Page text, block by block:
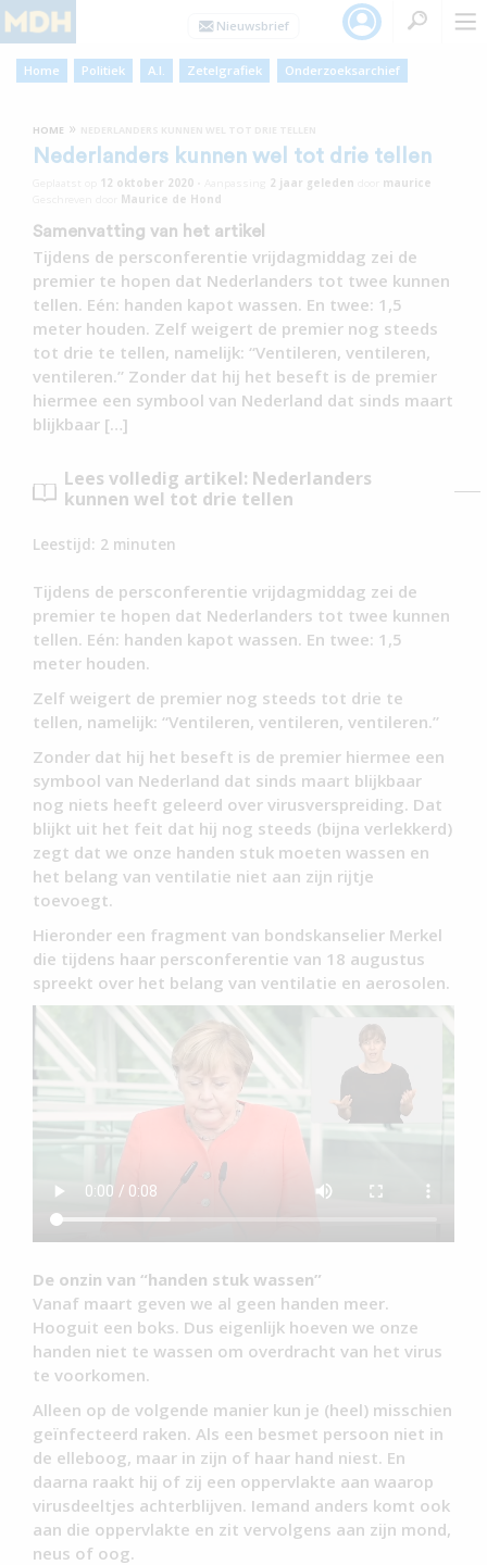
Home Politiek A.I. Zetelgrafiek Onderzoeksarchief
HOME »
Nederlanders kunnen wel tot drie tellen
12 oktober 2020 2 jaar geleden
maurice
Maurice de Hond
Samenvatting van het artikel
Tijdens de persconferentie vrijdagmiddag zei de
premier te hopen dat Nederlanders tot twee kunnen
tellen. Eén: handen kapot wassen. En twee: 1,5
meter houden. Zelf weigert de premier nog steeds
tot drie te tellen, namelijk: “Ventileren, ventileren,
ventileren.” Zonder dat hij het beseft is de premier
hiermee een symbool van Nederland dat sinds maart
blijkbaar […]
Lees volledig artikel: Nederlanders
kunnen wel tot drie tellen
Leestijd: 2 minuten
Tijdens de persconferentie vrijdagmiddag zei de
premier te hopen dat Nederlanders tot twee kunnen
tellen. Eén: handen kapot wassen. En twee: 1,5
meter houden.
Zelf weigert de premier nog steeds tot drie te
tellen, namelijk: “Ventileren, ventileren, ventileren.”
Zonder dat hij het beseft is de premier hiermee een
symbool van Nederland dat sinds maart blijkbaar
nog niets heeft geleerd over virusverspreiding. Dat
blijkt uit het feit dat hij nog steeds (bijna verlekkerd)
zegt dat we onze handen stuk moeten wassen en
het belang van ventilatie niet aan zijn rijtje
toevoegt.
Hieronder een fragment van bondskanselier Merkel
die tijdens haar persconferentie van 18 augustus
spreekt over het belang van ventilatie en aerosolen.
De onzin van “handen stuk wassen”
Vanaf maart geven we al geen handen meer.
Hooguit een boks. Dus eigenlijk hoeven we onze
handen niet te wassen om overdracht van het virus
te voorkomen.
Alleen op de volgende manier kun je (heel) misschien
geïnfecteerd raken. Als een besmet persoon niet in
de elleboog, maar in zijn of haar hand niest. En
daarna raakt hij of zij een oppervlakte aan waarop
virusdeeltjes achterblijven. Iemand anders komt ook
aan die oppervlakte en zit vervolgens aan zijn mond,
neus of oog.